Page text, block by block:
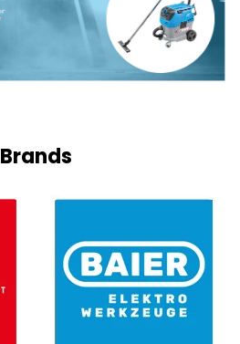
Brands